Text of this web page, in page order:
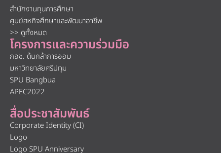
สำนักงานทุนการศึกษา
ศูนย์สหกิจศึกษาและพัฒนาอาชีพ
>> ดูทั้งหมด
โครงการและความร่วมมือ
กอช. ต้นกล้าการออม
มหาวิทยาลัยศรีปทุม
SPU Bangbua
APEC2022
สื่อประชาสัมพันธ์
Corporate Identity (CI)
Logo
Logo SPU Anniversary